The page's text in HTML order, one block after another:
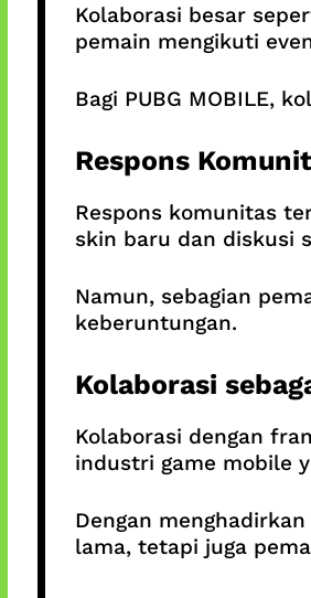
Kolaborasi besar
pemain mengikuti
Bagi PUBG MOBILE,
Respons
Respons komunitas
skin baru dan diskusi
Namun, sebagian
keberuntungan.
Kolaborasi
Kolaborasi dengan
industri game mobile
Dengan
lama, tetapi juga